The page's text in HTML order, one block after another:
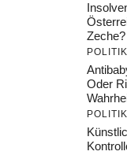
Zeche?
POLITIK
Oder
POLITIK